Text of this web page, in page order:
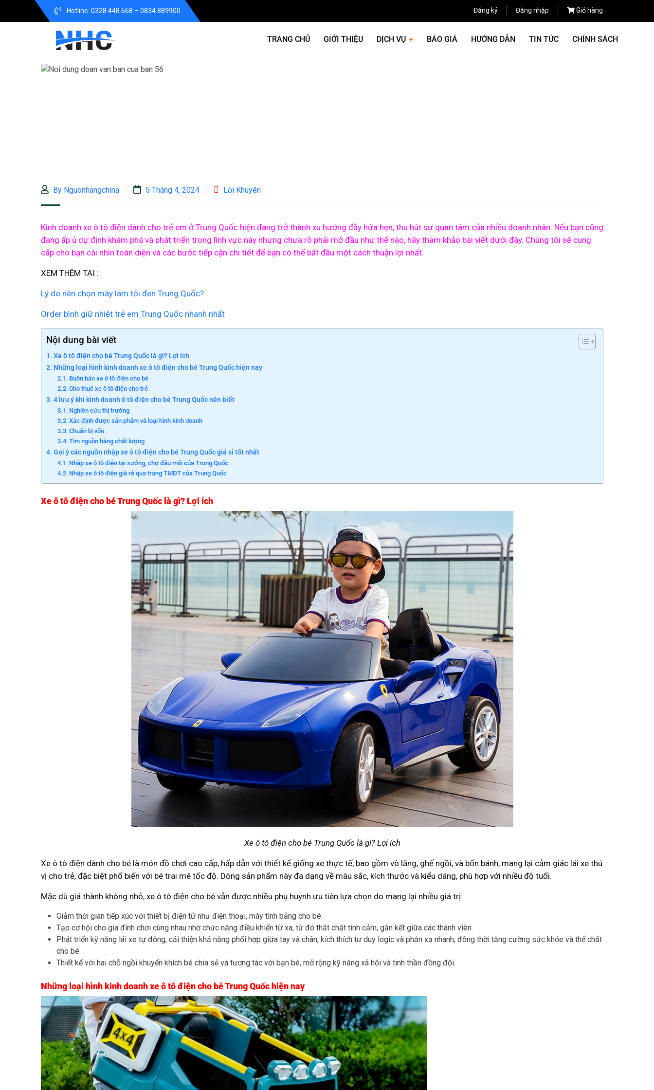
Hotline: 0328.448.668 – 0834.889900 Đăng ký Đăng nhập Giỏ hàng
TRANG CHỦ GIỚI THIỆU DỊCH VỤ BÁO GIÁ HƯỚNG DẪN TIN TỨC CHÍNH SÁCH
By Nguonhangchina 5 Tháng 4, 2024 Lời Khuyên
Kinh doanh xe ô tô điện dành cho trẻ em ở Trung Quốc hiện đang trở thành xu hướng đầy hứa hẹn, thu hút sự quan tâm của nhiều doanh nhân. Nếu bạn cũng
đang ấp ủ dự định khám phá và phát triển trong lĩnh vực này nhưng chưa rõ phải mở đầu như thế nào, hãy tham khảo bài viết dưới đây. Chúng tôi sẽ cung
cấp cho bạn cái nhìn toàn diện và các bước tiếp cận chi tiết để bạn có thể bắt đầu một cách thuận lợi nhất.
XEM THÊM TẠI :
Lý do nên chọn máy làm tỏi đen Trung Quốc?
Order bình giữ nhiệt trẻ em Trung Quốc nhanh nhất
Nội dung bài viết
Xe ô tô điện cho bé Trung Quốc là gì? Lợi ích
Những loại hình kinh doanh xe ô tô điện cho bé Trung Quốc hiện nay
Buôn bán xe ô tô điện cho bé
Cho thuê xe ô tô điện cho trẻ
4 lưu ý khi kinh doanh ô tô điện cho bé Trung Quốc nên biết
Nghiên cứu thị trường
Xác định được sản phẩm và loại hình kinh doanh
Chuẩn bị vốn
Tìm nguồn hàng chất lượng
Gợi ý các nguồn nhập xe ô tô điện cho bé Trung Quốc giá sỉ tốt nhất
Nhập xe ô tô điện tại xưởng, chợ đầu mối của Trung Quốc
Nhập xe ô tô điện giá rẻ qua trang TMĐT của Trung Quốc
Xe ô tô điện cho bé Trung Quốc là gì? Lợi ích
Xe ô tô điện cho bé Trung Quốc là gì? Lợi ích
Xe ô tô điện dành cho bé là món đồ chơi cao cấp, hấp dẫn với thiết kế giống xe thực tế, bao gồm vô lăng, ghế ngồi, và bốn bánh, mang lại cảm giác lái xe thú
vị cho trẻ, đặc biệt phổ biến với bé trai mê tốc độ. Dòng sản phẩm này đa dạng về màu sắc, kích thước và kiểu dáng, phù hợp với nhiều độ tuổi.
Mặc dù giá thành không nhỏ, xe ô tô điện cho bé vẫn được nhiều phụ huynh ưu tiên lựa chọn do mang lại nhiều giá trị:
Giảm thời gian tiếp xúc với thiết bị điện tử như điện thoại, máy tính bảng cho bé.
Tạo cơ hội cho gia đình chơi cùng nhau nhờ chức năng điều khiển từ xa, từ đó thắt chặt tình cảm, gắn kết giữa các thành viên.
Phát triển kỹ năng lái xe tự động, cải thiện khả năng phối hợp giữa tay và chân, kích thích tư duy logic và phản xạ nhanh, đồng thời tăng cường sức khỏe và thể chất
cho bé.
Thiết kế với hai chỗ ngồi khuyến khích bé chia sẻ và tương tác với bạn bè, mở rộng kỹ năng xã hội và tinh thần đồng đội.
Những loại hình kinh doanh xe ô tô điện cho bé Trung Quốc hiện nay